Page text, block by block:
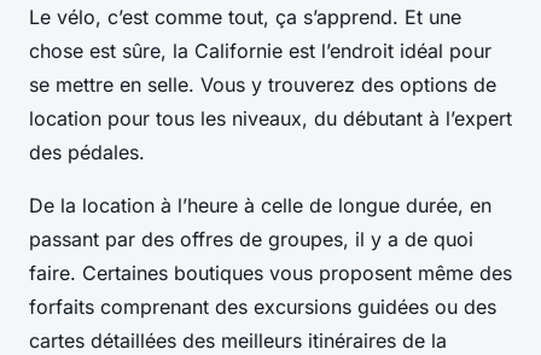
Le vélo, c’est comme tout, ça s’apprend. Et une
chose est sûre, la Californie est l’endroit idéal pour
se mettre en selle. Vous y trouverez des options de
location pour tous les niveaux, du débutant à l’expert
des pédales.
De la location à l’heure à celle de longue durée, en
passant par des offres de groupes, il y a de quoi
faire. Certaines boutiques vous proposent même des
forfaits comprenant des excursions guidées ou des
cartes détaillées des meilleurs itinéraires de la